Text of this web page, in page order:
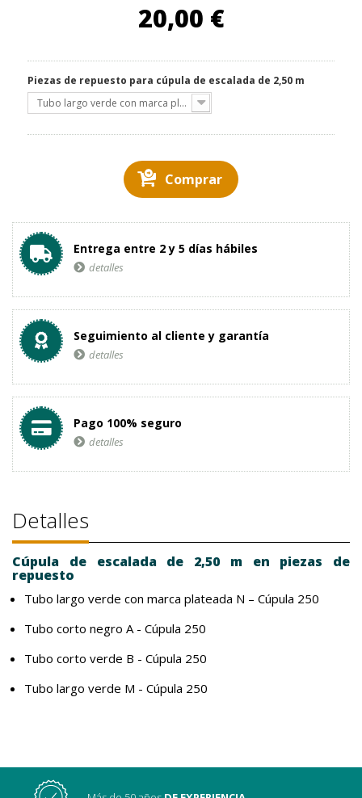
20,00 €20,00 €
Piezas de repuesto para cúpula de escalada de 2,50 m
Tubo largo verde con marca plateada N – Cúpula 250
Comprar
Entrega entre 2 y 5 días hábiles
detalles
Seguimiento al cliente y garantía
detalles
Pago 100% seguro
detalles
Detalles
Cúpula de escalada de 2,50 m en piezas de
repuesto
Tubo largo verde con marca plateada N – Cúpula 250
Tubo corto negro A - Cúpula 250
Tubo corto verde B - Cúpula 250
Tubo largo verde M - Cúpula 250